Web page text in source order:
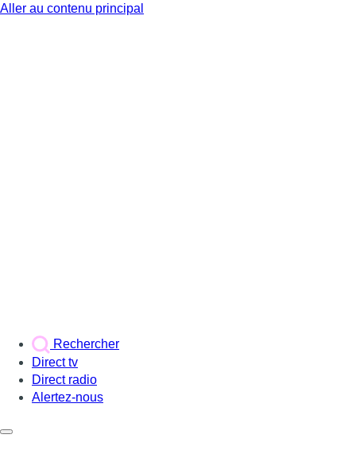
Aller au contenu principal
Rechercher
Direct tv
Direct radio
Alertez-nous